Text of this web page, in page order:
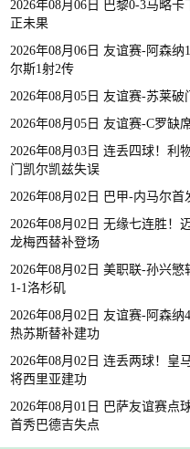
2026年08月06日 巴黎0-3马略
正未果
2026年08月06日 友谊赛-阿森
尔斯1射2传
2026年08月05日 友谊赛-苏莱
2026年08月05日 友谊赛-C罗缺
2026年08月03日 连丢四球！利
门凯尔凯兹失误
2026年08月02日 巴甲-内马尔
2026年08月02日 无缘七连胜！
龙梅西替补登场
2026年08月02日 美职联-孙兴
1-1洛杉矶
2026年08月02日 友谊赛-阿森纳
热苏斯替补建功
2026年08月02日 连丢两球！皇
将西里亚建功
2026年08月01日 巴萨友谊赛点
首秀巴德吉失点